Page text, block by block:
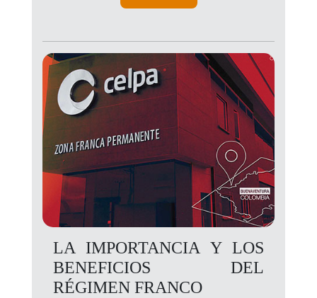
LA IMPORTANCIA Y LOS
BENEFICIOS DEL
RÉGIMEN FRANCO